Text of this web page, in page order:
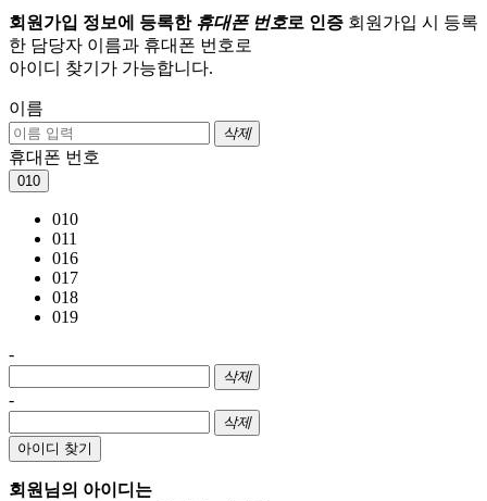
회원가입 정보에 등록한 휴대폰 번호로 인증 회원가입 시 등록
한 담당자 이름과 휴대폰 번호로
아이디 찾기가 가능합니다.
이름
삭제
휴대폰 번호
010
010
011
016
017
018
019
-
삭제
-
삭제
아이디 찾기
회원님의 아이디는